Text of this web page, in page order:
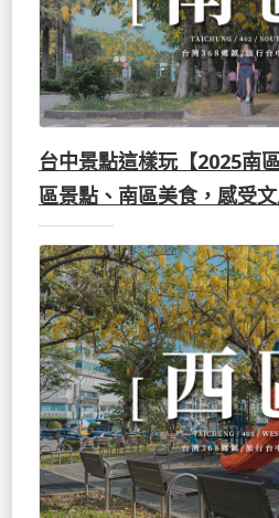
台中景點這樣玩【2025南
區景點、南區美食，感受